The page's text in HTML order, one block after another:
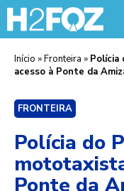
Início »Fronteira » Polícia
acesso à Ponte da
FRONTEIRA
Polícia do
Ponte da